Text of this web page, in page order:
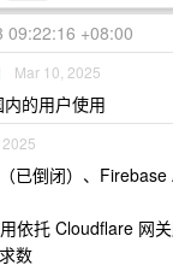
09:22:16 +08:00
Mar 10, 2025
的用户使用
已倒闭）、
依托 Cloudflare 网
数